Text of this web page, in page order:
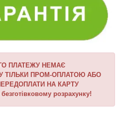
ПЛАТЕЖУ НЕМАЄ
ТІЛЬКИ ПРОМ-ОПЛАТОЮ АБО
НА КАРТУ
розрахунку!